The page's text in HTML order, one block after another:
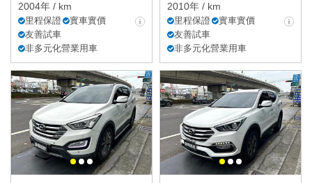
2004年 / km
里程保證
實車實價
友善試車
非多元化營業用車
2010年 / km
里程保證
實車實價
友善試車
非多元化營業用車